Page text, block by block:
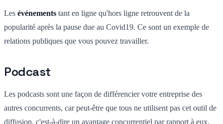
Les événements tant en ligne qu'hors ligne retrouvent de la
popularité après la pause due au Covid19. Ce sont un exemple de
relations publiques que vous pouvez travailler.
Podcast
Les podcasts sont une façon de différencier votre entreprise des
autres concurrents, car peut-être que tous ne utilisent pas cet outil de
diffusion, c'est-à-dire un avantage concurrentiel par rapport à eux.